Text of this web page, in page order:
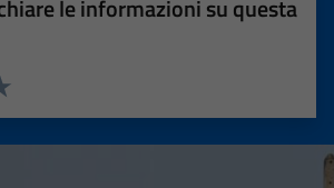
le informazioni su questa
5 stelle su 5
4 stelle su 5
su 5
su 5